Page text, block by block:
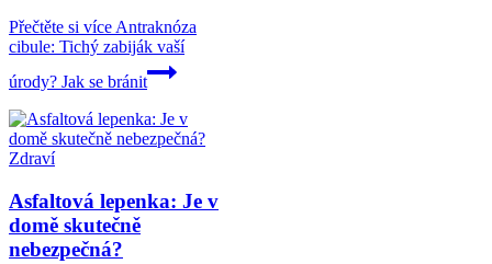
Přečtěte si více Antraknóza
cibule: Tichý zabiják vaší
úrody? Jak se bránit
Zdraví
Asfaltová lepenka: Je v
domě skutečně
nebezpečná?